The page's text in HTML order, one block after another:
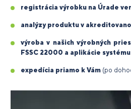
registrácia výrobku na Úrade
analýzy produktu v
výroba v našich výrobných
FSSC 22000 a aplikácie systému
expedícia priamo k Vám (po